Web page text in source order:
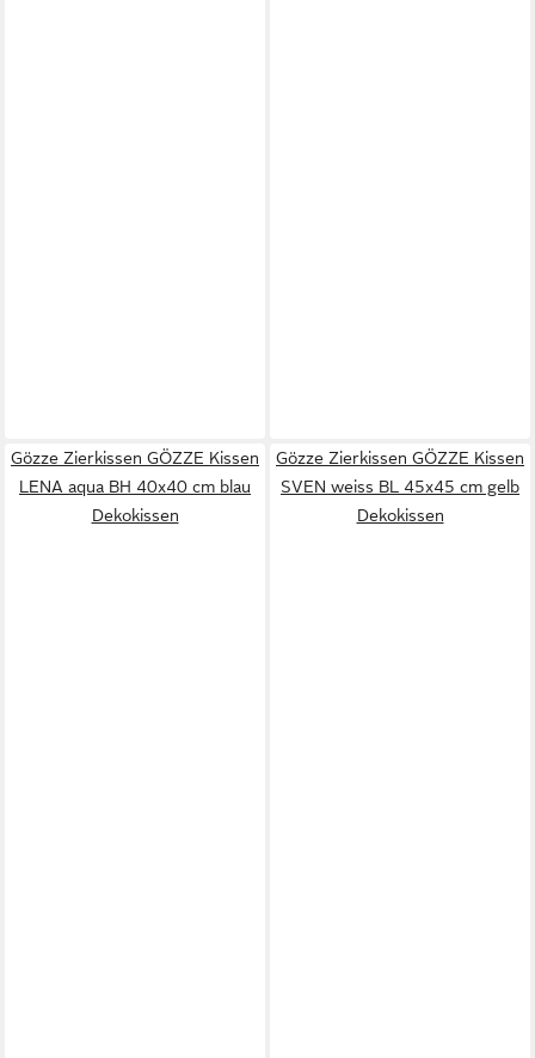
Gözze Zierkissen GÖZZE Kissen
LENA aqua BH 40x40 cm blau
Dekokissen
Gözze Zierkissen GÖZZE Kissen
SVEN weiss BL 45x45 cm gelb
Dekokissen